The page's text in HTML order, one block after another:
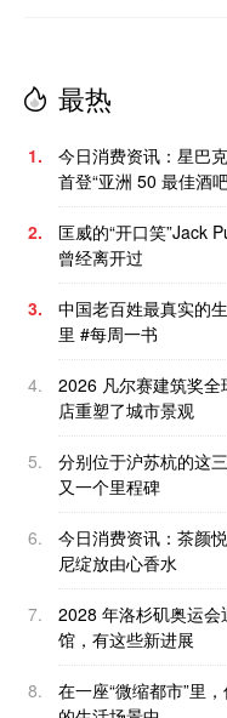
最热
1.
今日消费资讯：星巴
首登“亚洲 50 最佳酒
2.
匡威的“开口笑”Jack
曾经离开过
3.
中国老百姓最真实的
里 #每周一书
4.
2026 凡尔赛建筑奖
店重塑了城市景观
5.
分别位于沪苏杭的这
又一个里程碑
6.
今日消费资讯：茶颜
尼绽放由心香水
7.
2028 年洛杉矶奥运
馆，有这些新进展
8.
在一座“微缩都市”里